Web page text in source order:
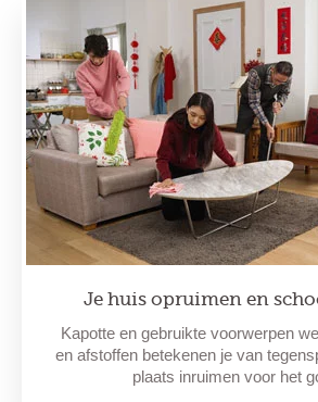
Je huis opruimen en
Kapotte en gebruikte voorwerpen
en afstoffen betekenen je van
plaats inruimen voor het